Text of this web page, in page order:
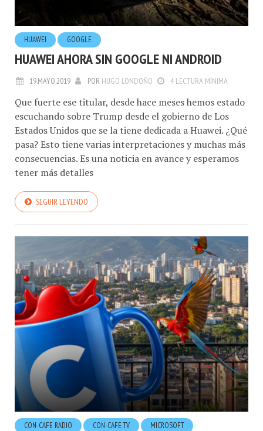
HUAWEI GOOGLE
HUAWEI AHORA SIN GOOGLE NI ANDROID
19.MAYO.2019 POR HUGO LONDOÑO 4 LECTURA MÍNIMA
Que fuerte ese titular, desde hace meses hemos estado
escuchando sobre Trump desde el gobierno de Los
Estados Unidos que se la tiene dedicada a Huawei. ¿Qué
pasa? Esto tiene varias interpretaciones y muchas más
consecuencias. Es una noticia en avance y esperamos
tener más detalles
SEGUIR LEYENDO
CON-CAFE RADIO CON-CAFE TV
MICROSOFT